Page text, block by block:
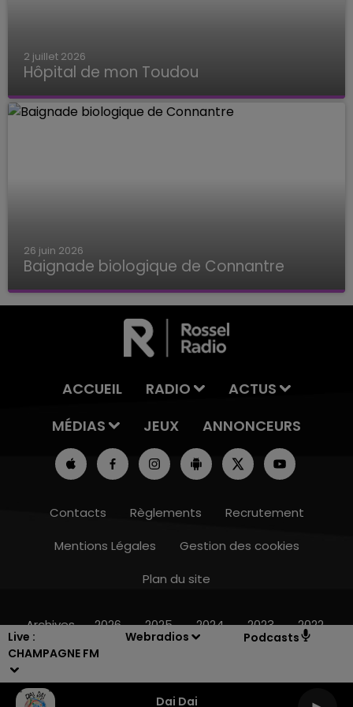
Live :
CHAMPAGNE FM
Webradios Podcasts
Dai Dai
16h00 - 20h00
2 juillet 2026
Hôpital de mon Toudou
Hôpital de mon Toudou
26 juin 2026
Baignade biologique de Connantre
Baignade biologique de Connantre
ACCUEIL RADIO
ACTUS
MÉDIAS
JEUX ANNONCEURS
Contacts Règlements
Recrutement
Mentions Légales
Gestion des cookies
Plan du site
Archives 2026 2025 2024 2023 2022